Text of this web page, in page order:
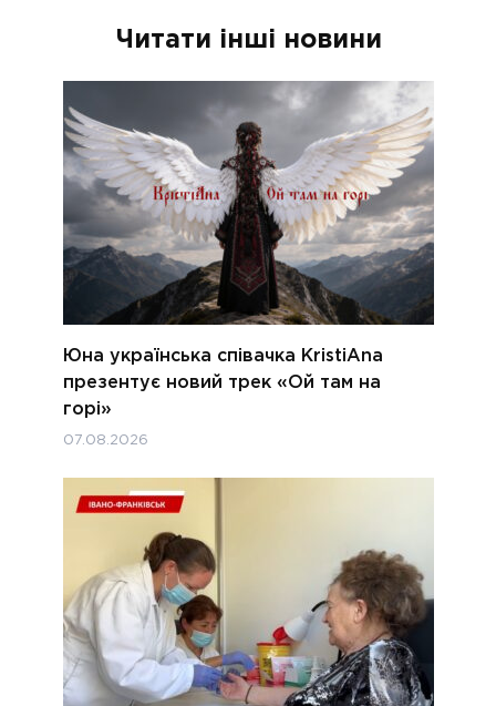
Читати інші новини
Юна українська співачка KristiAna
презентує новий трек «Ой там на
горі»
07.08.2026